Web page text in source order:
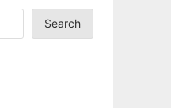
Search